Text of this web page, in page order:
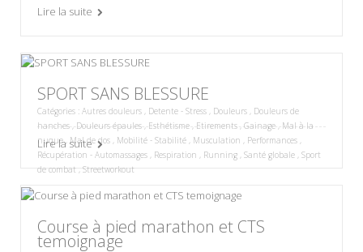
Lire la suite
SPORT SANS BLESSURE
Catégories : Autres douleurs Detente - Stress Douleurs
Douleurs de
hanches,Douleurs épaules,Esthétisme,Etirements,Gainage,Mal à la
nuque, Mal de dos Mobilité - Stabilité Musculation Performances
Récupération - Automassages
Respiration Running Santé globale Sport
de combat Streetworkout
Lire la suite
Course à pied marathon et CTS
temoignage